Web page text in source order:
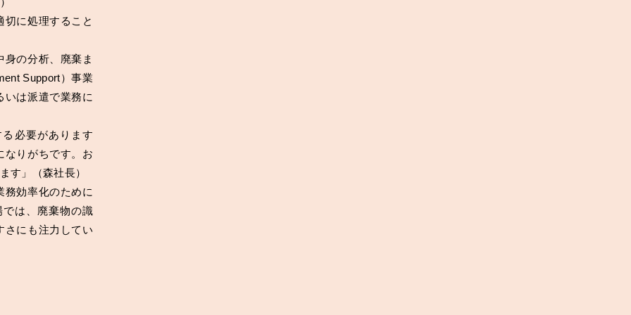
に処理すること
の分析、廃棄ま
Support）事業
いは派遣で業務に
必要があります
なりがちです。お
す」（森社長）
効率化のために
では、廃棄物の識
さにも注力してい